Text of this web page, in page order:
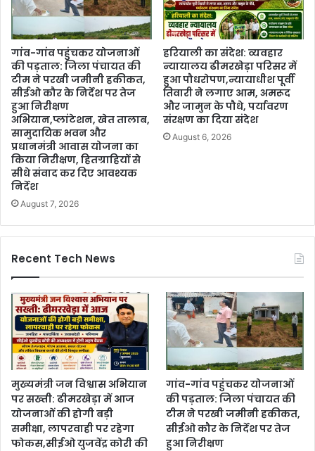
गांव-गांव पहुंचकर योजनाओं
की पड़ताल: जिला पंचायत की
टीम ने परखी जमीनी हकीकत,
सीईओ कौर के निर्देश पर तेज
हुआ निरीक्षण
अभियान,प्लांटेशन, खेत तालाब,
सामुदायिक भवन और
प्रधानमंत्री आवास योजना का
किया निरीक्षण, हितग्राहियों से
सीधे संवाद कर दिए आवश्यक
निर्देश
August 7, 2026
हरियाली का संदेश: व्यवहार
न्यायालय ढीमरखेड़ा परिसर में
हुआ पौधरोपण,न्यायाधीश पूर्वी
तिवारी ने लगाए आम, अमरूद
और जामुन के पौधे, पर्यावरण
संरक्षण का दिया संदेश
August 6, 2026
Recent Tech News
मुख्यमंत्री जन विश्वास अभियान
पर सख्ती: ढीमरखेड़ा में आज
योजनाओं की होगी बड़ी
समीक्षा, लापरवाही पर रहेगा
फोकस,सीईओ युजवेंद्र कोरी की
गांव-गांव पहुंचकर योजनाओं
की पड़ताल: जिला पंचायत की
टीम ने परखी जमीनी हकीकत,
सीईओ कौर के निर्देश पर तेज
हुआ निरीक्षण